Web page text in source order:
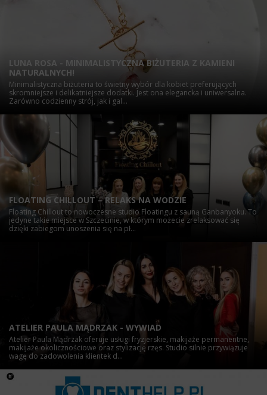
LUNA ROSA - MINIMALISTYCZNA BIŻUTERIA Z KAMIENI
NATURALNYCH!
Minimalistyczna biżuteria to świetny wybór dla kobiet preferujących
skromniejsze i delikatniejsze dodatki. Jest ona elegancka i uniwersalna.
Zarówno codzienny strój, jak i gal...
FLOATING CHILLOUT – RELAKS NA WODZIE
Floating Chillout to nowoczesne studio Floatingu z sauną Ganbanyoku. To
jedyne takie miejsce w Szczecinie, w którym możecie zrelaksować się
dzięki zabiegom unoszenia się na pł...
ATELIER PAULA MĄDRZAK - WYWIAD
Atelier Paula Mądrzak oferuje usługi fryzjerskie, makijaże permanentne,
makijaże okolicznościowe oraz stylizację rzęs. Studio silnie przywiązuje
wagę do zadowolenia klientek d...